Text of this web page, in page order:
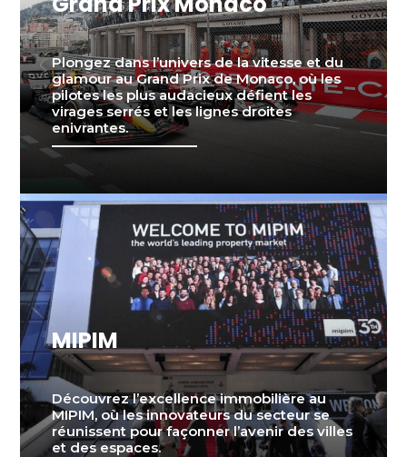
Plongez dans l’univers de la vitesse et du
glamour au Grand Prix de Monaco, où les
pilotes les plus audacieux défient les
virages serrés et les lignes droites
enivrantes.
MIPIM
Découvrez l’excellence immobilière au
MIPIM, où les innovateurs du secteur se
réunissent pour façonner l’avenir des villes
et des espaces.